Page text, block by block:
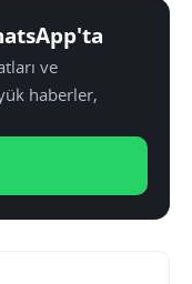
ve
haberler,